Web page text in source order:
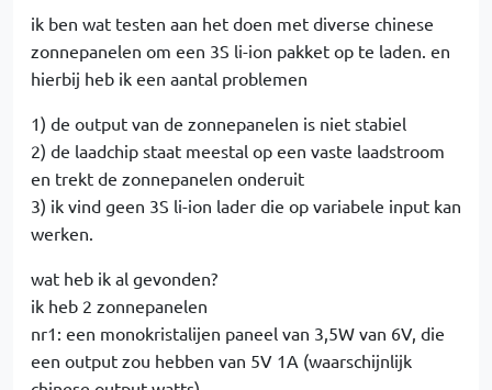
ik ben wat testen aan het doen met diverse chinese
zonnepanelen om een 3S li-ion pakket op te laden. en
hierbij heb ik een aantal problemen
1) de output van de zonnepanelen is niet stabiel
2) de laadchip staat meestal op een vaste laadstroom
en trekt de zonnepanelen onderuit
3) ik vind geen 3S li-ion lader die op variabele input kan
werken.
wat heb ik al gevonden?
ik heb 2 zonnepanelen
nr1: een monokristalijen paneel van 3,5W van 6V, die
een output zou hebben van 5V 1A (waarschijnlijk